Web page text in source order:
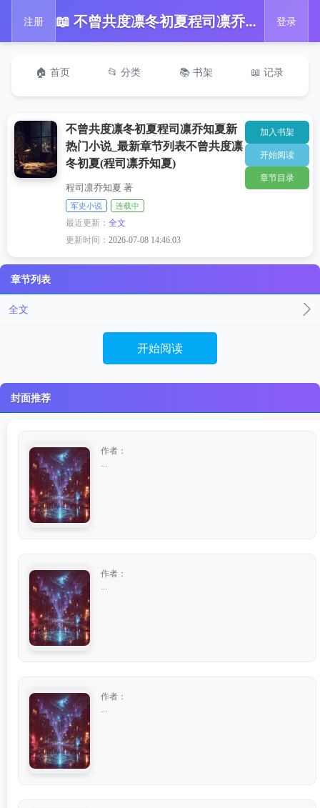
注册 📖 不曾共度凛冬初夏程司凛乔知夏新热门小说_最新章节列表不曾共度凛冬初夏(程司凛乔知夏) 登录
🏠 首页 📂 分类 📚 书架 📖 记录
不曾共度凛冬初夏程司凛乔知夏新
热门小说_最新章节列表不曾共度凛
冬初夏(程司凛乔知夏)
程司凛乔知夏 著
军史小说 连载中
最近更新：全文
更新时间：2026-07-08 14:46:03
加入书架
开始阅读
章节目录
章节列表
全文
开始阅读
封面推荐
作者：
作者：
作者：